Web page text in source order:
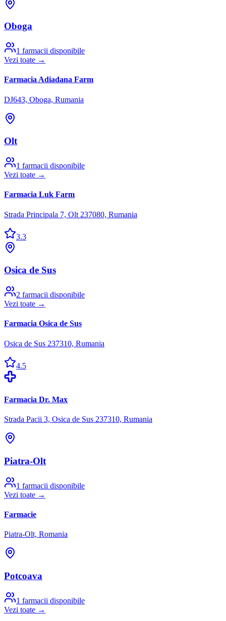
Oboga
1 farmacii disponibile
Vezi toate →
Farmacia Adiadana Farm
DJ643, Oboga, Rumania
Olt
1 farmacii disponibile
Vezi toate →
Farmacia Luk Farm
Strada Principala 7, Olt 237080, Rumania
3.3
Osica de Sus
2 farmacii disponibile
Vezi toate →
Farmacia Osica de Sus
Osica de Sus 237310, Rumania
4.5
Farmacia Dr. Max
Strada Pacii 3, Osica de Sus 237310, Rumania
Piatra-Olt
1 farmacii disponibile
Vezi toate →
Farmacie
Piatra-Olt, Romania
Potcoava
1 farmacii disponibile
Vezi toate →